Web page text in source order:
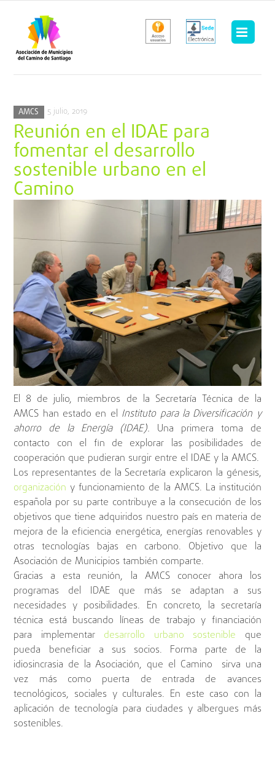
contenido
AMCS 5 julio, 2019
Reunión en el IDAE para
fomentar el desarrollo
sostenible urbano en el
Camino
El 8 de julio, miembros de la Secretaría Técnica de la
AMCS han estado en el Instituto para la Diversificación y
ahorro de la Energía (IDAE). Una primera toma de
contacto con el fin de explorar las posibilidades de
cooperación que pudieran surgir entre el IDAE y la AMCS.
Los representantes de la Secretaría explicaron la génesis,
organización y funcionamiento de la AMCS. La institución
española por su parte contribuye a la consecución de los
objetivos que tiene adquiridos nuestro país en materia de
mejora de la eficiencia energética, energías renovables y
otras tecnologías bajas en carbono. Objetivo que la
Asociación de Municipios también comparte.
Gracias a esta reunión, la AMCS conocer ahora los
programas del IDAE que más se adaptan a sus
necesidades y posibilidades. En concreto, la secretaría
técnica está buscando líneas de trabajo y financiación
para implementar desarrollo urbano sostenible que
pueda beneficiar a sus socios. Forma parte de la
idiosincrasia de la Asociación, que el Camino sirva una
vez más como puerta de entrada de avances
tecnológicos, sociales y culturales. En este caso con la
aplicación de tecnología para ciudades y albergues más
sostenibles.